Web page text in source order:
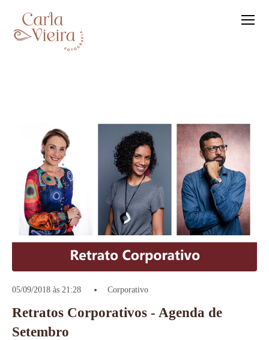
05/09/2018 às 21:28 Corporativo
Retratos Corporativos - Agenda de
Setembro